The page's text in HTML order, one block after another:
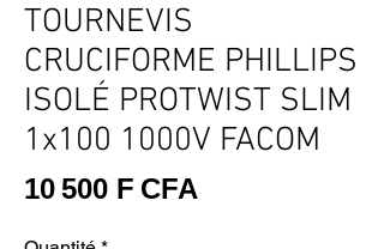
TOURNEVIS
CRUCIFORME PHILLIPS
ISOLÉ PROTWIST SLIM
1x100 1000V FACOM
10 500 F CFA